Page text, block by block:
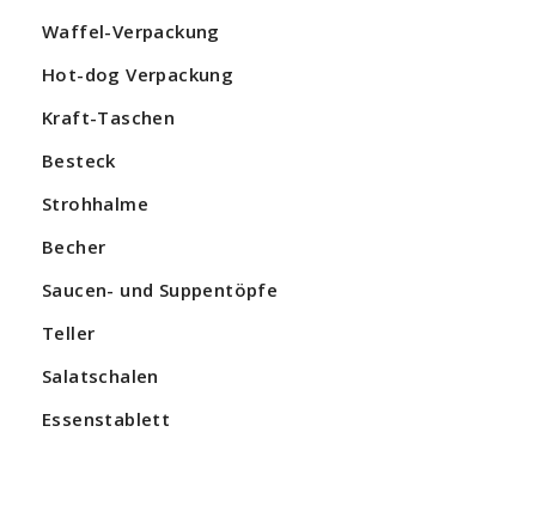
Waffel-Verpackung
Hot-dog Verpackung
Kraft-Taschen
Besteck
Strohhalme
Becher
Saucen- und Suppentöpfe
Teller
Salatschalen
Essenstablett